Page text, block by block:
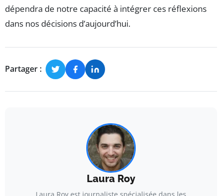
dépendra de notre capacité à intégrer ces réflexions
dans nos décisions d’aujourd’hui.
Partager :
Laura Roy